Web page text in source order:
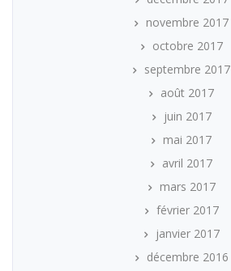
novembre 2017
octobre 2017
septembre 2017
août 2017
juin 2017
mai 2017
avril 2017
mars 2017
février 2017
janvier 2017
décembre 2016